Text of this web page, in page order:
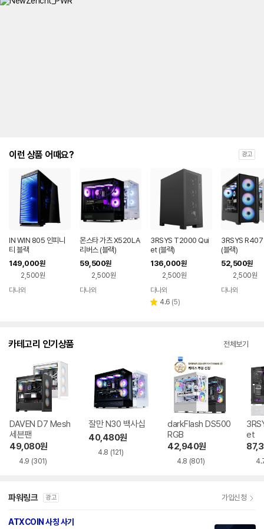
이런 상품 어때요? 광고
IN WIN 805 인피니
티 블랙
149,000원
2,500원
다나와
몬스타 가츠 X520LA
리버스 (블랙)
59,500원
2,500원
다나와
3RSYS T2000 Qui
et (블랙)
136,000원
2,500원
페이
다나와
별 4.6 리
(5)
3RSYS R407
(블랙)
52,500원
2,500원
다나와
카테고리 인기상품 전체보기
DAVEN D7 Mesh
세븐팬
49,080원
4.9 (301)
잘만 N30 백사십
40,480원
4.8 (121)
darkFlash DS500
RGB
42,940원
4.8 (801)
et
파워링크 광고 가입신청
ATXCOIN 사칭 사기